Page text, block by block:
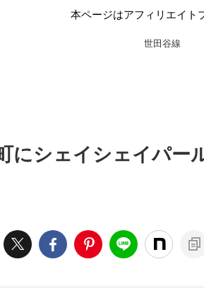
本ページはアフィリエイト
世田谷線
にシェイシェイパー